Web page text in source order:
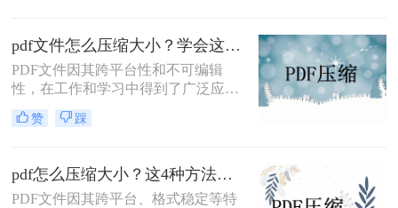
法，帮助您轻松减小文件体积，提高
上传效率。
pdf文件怎么压缩大小？学会这2个方法就够了！
PDF文件因其跨平台性和不可编辑
性，在工作和学习中得到了广泛应
用。然而，有时PDF文件过大，会给
传输和存储带来不便。那么pdf文件怎
PDF文件大小的方法，帮助用户轻松
减小PDF文件的大小。
赞 踩
pdf怎么压缩大小？这4种方法非常实用！
PDF文件因其跨平台、格式稳定等特